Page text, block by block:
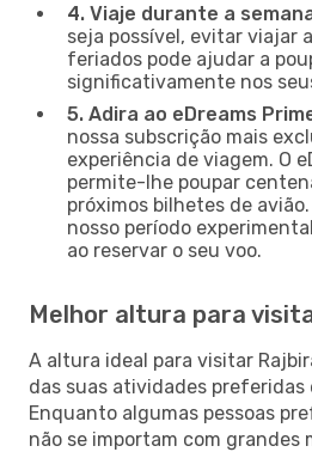
4. Viaje durante a
seja possível, evitar viajar
feriados pode ajudar a
significativamente nos
5. Adira ao eDreams
nossa subscrição mais
experiência de viagem. O
permite-lhe poupar
próximos bilhetes de
nosso período
ao reservar o seu voo.
Melhor altura para
A altura ideal para visitar
das suas atividades preferidas
Enquanto algumas pessoas
não se importam com grandes